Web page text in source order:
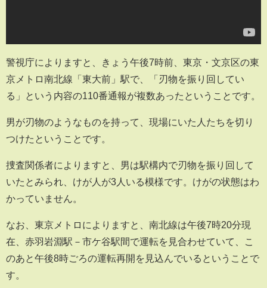
警視庁によりますと、きょう午後7時前、東京・文京区の東
京メトロ南北線「東大前」駅で、「刃物を振り回してい
る」という内容の110番通報が複数あったということです。
男が刃物のようなものを持って、現場にいた人たちを切り
つけたということです。
捜査関係者によりますと、男は駅構内で刃物を振り回して
いたとみられ、けが人が3人いる模様です。けがの状態はわ
かっていません。
なお、東京メトロによりますと、南北線は午後7時20分現
在、赤羽岩淵駅－市ケ谷駅間で運転を見合わせていて、こ
のあと午後8時ごろの運転再開を見込んでいるということで
す。